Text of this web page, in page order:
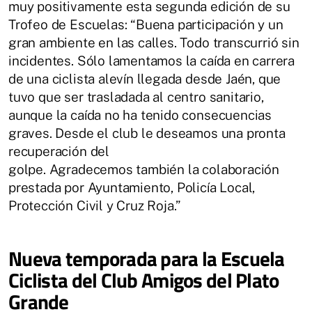
muy positivamente esta segunda edición de su
Trofeo de Escuelas: “Buena participación y un
gran ambiente en las calles. Todo transcurrió sin
incidentes. Sólo lamentamos la caída en carrera
de una ciclista alevín llegada desde Jaén, que
tuvo que ser trasladada al centro sanitario,
aunque la caída no ha tenido consecuencias
graves. Desde el club le deseamos una pronta
recuperación del
golpe. Agradecemos también la colaboración
prestada por Ayuntamiento, Policía Local,
Protección Civil y Cruz Roja.”
Nueva temporada para la Escuela
Ciclista del Club Amigos del Plato
Grande